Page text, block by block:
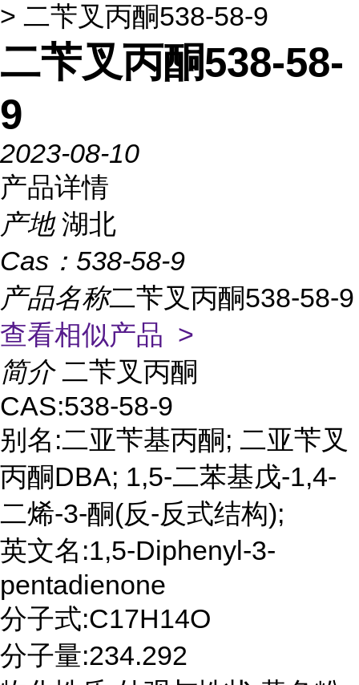
> 二苄叉丙酮538-58-9
二苄叉丙酮538-58-
9
2023-08-10
产品详情
产地 湖北
Cas： 538-58-9
产品名称二苄叉丙酮538-58-9
查看相似产品 >
简介 二苄叉丙酮
CAS:538-58-9
别名:二亚苄基丙酮; 二亚苄叉
丙酮DBA; 1,5-二苯基戊-1,4-
二烯-3-酮(反-反式结构);
英文名:1,5-Diphenyl-3-
pentadienone
分子式:C17H14O
分子量:234.292